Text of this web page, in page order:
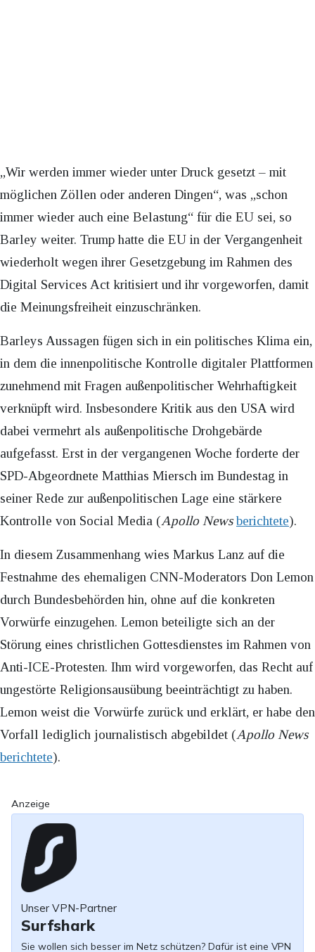
„Wir werden immer wieder unter Druck gesetzt – mit
möglichen Zöllen oder anderen Dingen“, was „schon
immer wieder auch eine Belastung“ für die EU sei, so
Barley weiter. Trump hatte die EU in der Vergangenheit
wiederholt wegen ihrer Gesetzgebung im Rahmen des
Digital Services Act kritisiert und ihr vorgeworfen, damit
die Meinungsfreiheit einzuschränken.
Barleys Aussagen fügen sich in ein politisches Klima ein,
in dem die innenpolitische Kontrolle digitaler Plattformen
zunehmend mit Fragen außenpolitischer Wehrhaftigkeit
verknüpft wird. Insbesondere Kritik aus den USA wird
dabei vermehrt als außenpolitische Drohgebärde
aufgefasst. Erst in der vergangenen Woche forderte der
SPD-Abgeordnete Matthias Miersch im Bundestag in
seiner Rede zur außenpolitischen Lage eine stärkere
Kontrolle von Social Media (Apollo News berichtete).
In diesem Zusammenhang wies Markus Lanz auf die
Festnahme des ehemaligen CNN-Moderators Don Lemon
durch Bundesbehörden hin, ohne auf die konkreten
Vorwürfe einzugehen. Lemon beteiligte sich an der
Störung eines christlichen Gottesdienstes im Rahmen von
Anti-ICE-Protesten. Ihm wird vorgeworfen, das Recht auf
ungestörte Religionsausübung beeinträchtigt zu haben.
Lemon weist die Vorwürfe zurück und erklärt, er habe den
Vorfall lediglich journalistisch abgebildet (Apollo News
berichtete).
Anzeige
Unser VPN-Partner
Surfshark
Sie wollen sich besser im Netz schützen? Dafür ist eine VPN